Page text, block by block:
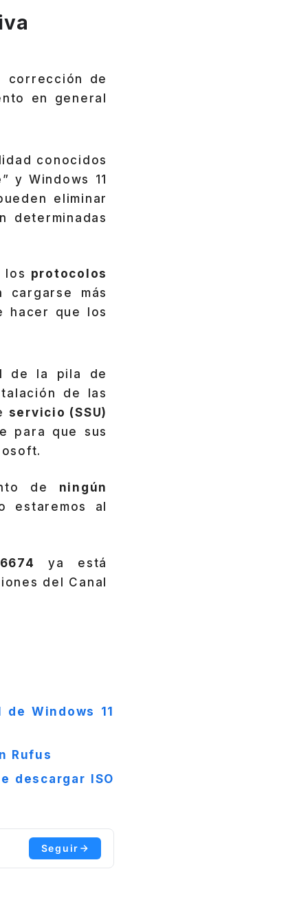
de
en general
conocidos
” y Windows 11
eliminar
determinadas
los protocolos
más
hacer que los
de la pila de
de las
servicio (SSU)
para que sus
de ningún
estaremos al
ya está
del Canal
Windows 11
Rufus
descargar ISO
Seguir